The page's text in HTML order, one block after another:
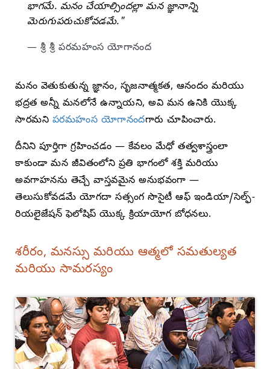
భాగమే. మనం చేయాల్సిందల్లా మన జ్ఞానాన్ని
మెరుగుపరుచుకోవడమే."
— శ్రీ శ్రీ పరమహంస యోగానంద
మనం వెతుకుతున్న జ్ఞానం, సృజనాత్మకత, ఆనందం మరియు
భద్రత అన్నీ మనలోనే ఉన్నాయని, అవి మన ఉనికి యొక్క
సారమని పరమహంస యోగానందగారు చూపించారు.
దీనిని పూర్తిగా గ్రహించడం — కేవలం మేధో తత్వశాస్త్రంలా
కాకుండా మన జీవితంలోని ప్రతి భాగంలో శక్తి మరియు
అవగాహనను తెచ్చే వాస్తవమైన అనుభవంగా —
తెలుసుకోవడమే యోగదా సత్సంగ సొసైటీ ఆఫ్ ఇండియా/సెల్ఫ్-
రియలైజేషన్ ఫెలోషిప్ యొక్క క్రియాయోగ బోధనలు.
శరీరం, మనస్సు మరియు ఆత్మలో సమతుల్యత
మరియు సామరస్యం